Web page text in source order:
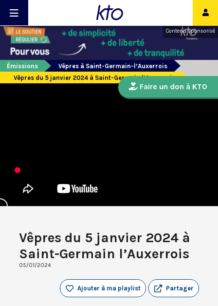
Contenu sponsorisé
Émissions
Vêpres à Saint-Germain-l’Auxerrois
Vêpres du 5 janvier 2024 à Saint-Germain l’Auxerrois
Vêpres du 5 janvier 2024 à
Saint-Germain l’Auxerrois
05/01/2024
Partager
Ajouter à ma playlist
Faire un don à KTO